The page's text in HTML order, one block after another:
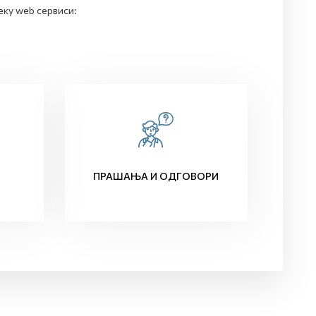
web сервиси:
ПРАШАЊА И ОДГОВОРИ